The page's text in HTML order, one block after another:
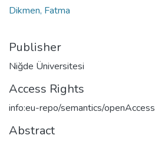
Dikmen, Fatma
Publisher
Niğde Üniversitesi
Access Rights
info:eu-repo/semantics/openAccess
Abstract